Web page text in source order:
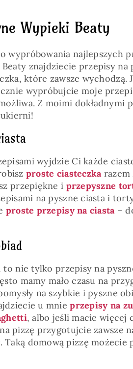
Wypieki Beaty
wypróbowania najlepszych
znajdziecie przepisy na
które zawsze wychodzą.
wypróbujcie moje
Z moimi dokładnymi
wyjdzie Ci każde
proste ciasteczkarazem
przepiękne i przepyszne
na pyszne ciasta i
proste przepisy na ciasta–
nie tylko przepisy na
mamy mało czasu na
na szybkie i pyszne
u mnieprzepisy na
, albo jeśli macie więcej
pizzę przygotujcie zawsze
Taką domową pizzę